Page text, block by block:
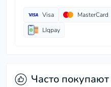
Visa MasterCard
LIqpay
Часто покупают